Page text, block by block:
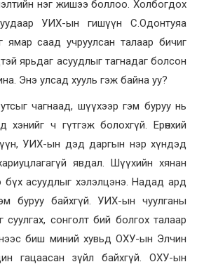
нэг жишээ боллоо. Холбогдох
УИХ-ын гишүүн С.Одонтуяа
ямар саад учруулсан талаар бичиг
ярьдаг асуудлыг тагнадаг болсон
Энэ улсад хууль гэж байна уу?
чагнаад, шүүхээр гэм буруу нь
хэнийг ч гүтгэж болохгүй. Ерөнхий
УИХ-ын дэд даргын нэр хүндэд
явдал. Шүүхийн хянан
бүх асуудлыг хэлэлцэнэ. Надад ард
буруу байхгүй. УИХ-ын чуулганы
суулгах, сонголт бий болгох талаар
биш миний хувьд ОХУ-ын Элчин
гацаасан зүйл байхгүй. ОХУ-ын